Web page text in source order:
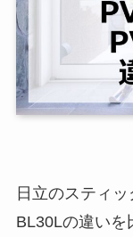
日立のスティ
BL30Lの違いを